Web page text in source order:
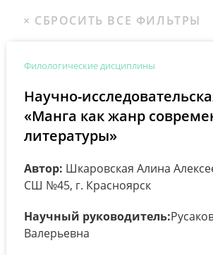
Филологические дисциплины
Научно-
«Манга как жанр
литературы»
Автор: Шкаровская Алина
СШ №45, г. Красноярск
Научный руководитель:
Валерьевна